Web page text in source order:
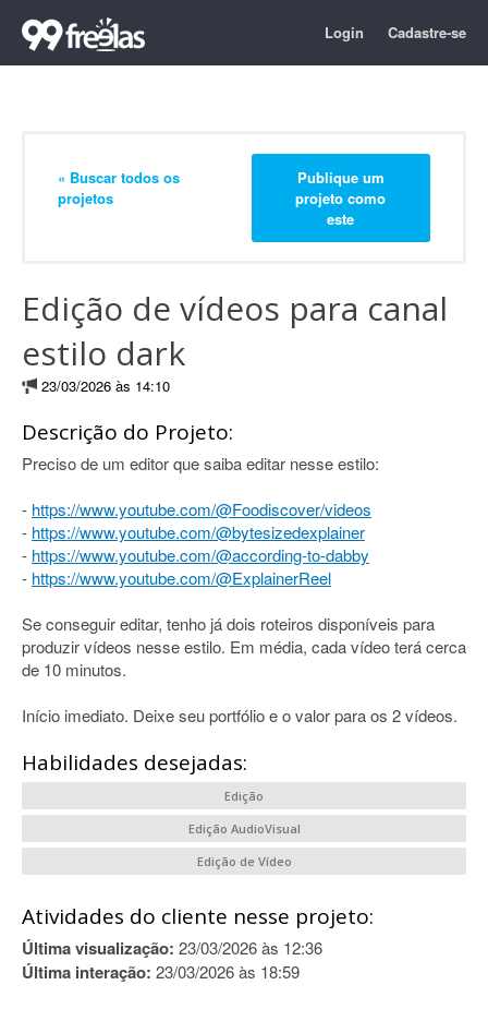
Login Cadastre-se
« Buscar todos os
projetos
Publique um
projeto como
este
Edição de vídeos para canal
estilo dark
23/03/2026 às 14:10
Descrição do Projeto:
Preciso de um editor que saiba editar nesse estilo:
- https://www.youtube.com/@Foodiscover/videos
- https://www.youtube.com/@bytesizedexplainer
- https://www.youtube.com/@according-to-dabby
- https://www.youtube.com/@ExplainerReel
Se conseguir editar, tenho já dois roteiros disponíveis para
produzir vídeos nesse estilo. Em média, cada vídeo terá cerca
de 10 minutos.
Início imediato. Deixe seu portfólio e o valor para os 2 vídeos.
Habilidades desejadas:
Edição
Edição AudioVisual
Edição de Vídeo
Atividades do cliente nesse projeto:
Última visualização: 23/03/2026 às 12:36
Última interação: 23/03/2026 às 18:59